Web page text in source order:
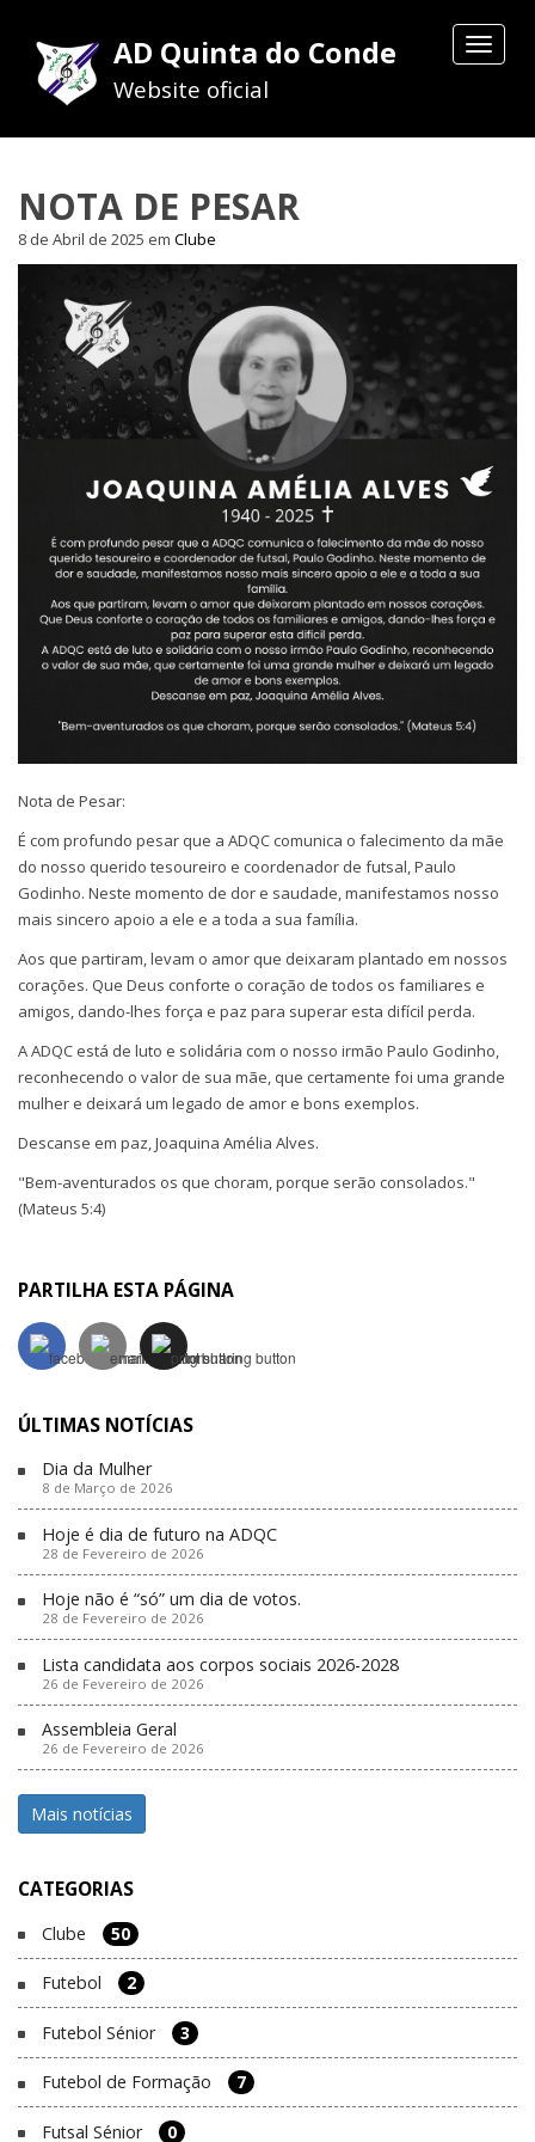
Toggle
AD Quinta do Conde
Website oficial
NOTA DE PESAR
8 de Abril de 2025 em Clube
Nota de Pesar:
É com profundo pesar que a ADQC comunica o falecimento da mãe
do nosso querido tesoureiro e coordenador de futsal, Paulo
Godinho. Neste momento de dor e saudade, manifestamos nosso
mais sincero apoio a ele e a toda a sua família.
Aos que partiram, levam o amor que deixaram plantado em nossos
corações. Que Deus conforte o coração de todos os familiares e
amigos, dando-lhes força e paz para superar esta difícil perda.
A ADQC está de luto e solidária com o nosso irmão Paulo Godinho,
reconhecendo o valor de sua mãe, que certamente foi uma grande
mulher e deixará um legado de amor e bons exemplos.
Descanse em paz, Joaquina Amélia Alves.
"Bem-aventurados os que choram, porque serão consolados."
(Mateus 5:4)
PARTILHA ESTA PÁGINA
ÚLTIMAS NOTÍCIAS
Dia da Mulher
8 de Março de 2026
Hoje é dia de futuro na ADQC
28 de Fevereiro de 2026
Hoje não é “só” um dia de votos.
28 de Fevereiro de 2026
Lista candidata aos corpos sociais 2026-2028
26 de Fevereiro de 2026
Assembleia Geral
26 de Fevereiro de 2026
Mais notícias
CATEGORIAS
Clube 50
Futebol 2
Futebol Sénior 3
Futebol de Formação 7
Futsal Sénior 0